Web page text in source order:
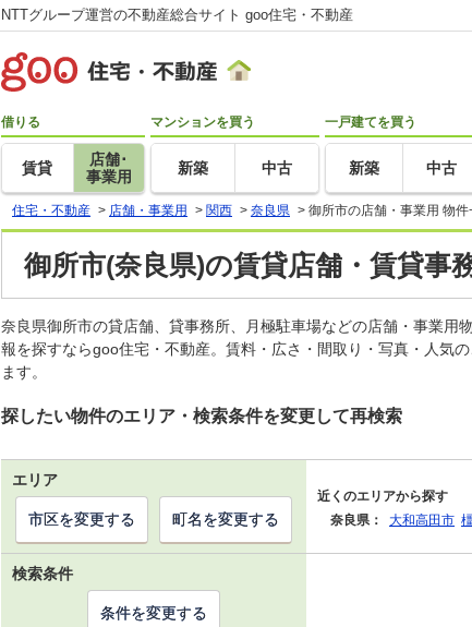
NTTグループ運営の不動産総合サイト goo住宅・不動産
借りる
賃貸
店舗･
事業用
マンションを買う
新築 中古
一戸建てを買う
新築 中古
住宅・不動産 > 店舗・事業用 > 関西 > 奈良県 > 御所市の店舗・事業用 物件
御所市(奈良県)の賃貸店舗・賃貸事
奈良県御所市の貸店舗、貸事務所、月極駐車場などの店舗・事業
報を探すならgoo住宅・不動産。賃料・広さ・間取り・写真・人気
ます。
探したい物件のエリア・検索条件を変更して再検索
エリア
近くのエリアから探す
奈良県：
大和高田市
市区を変更する 町名を変更する
検索条件
条件を変更する